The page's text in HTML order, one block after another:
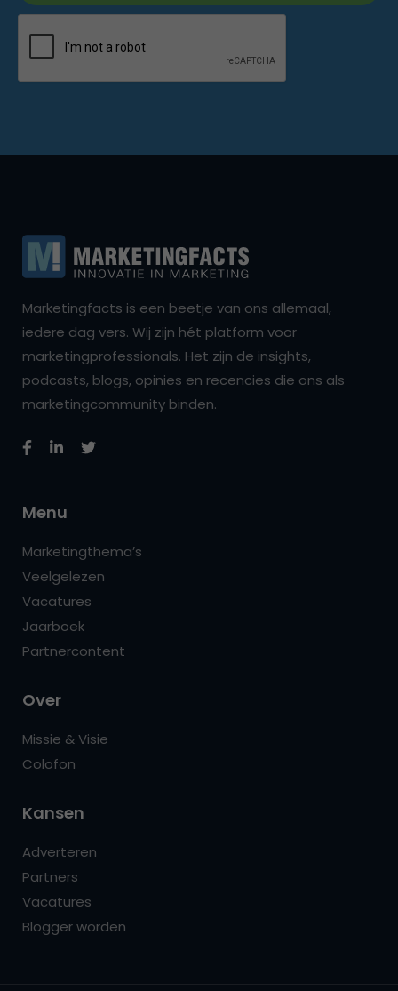
Marketingfacts is een beetje van ons allemaal,
iedere dag vers. Wij zijn hét platform voor
marketingprofessionals. Het zijn de insights,
podcasts, blogs, opinies en recencies die ons als
marketingcommunity binden.
Menu
Marketingthema’s
Veelgelezen
Vacatures
Jaarboek
Partnercontent
Over
Missie & Visie
Colofon
Kansen
Adverteren
Partners
Vacatures
Blogger worden